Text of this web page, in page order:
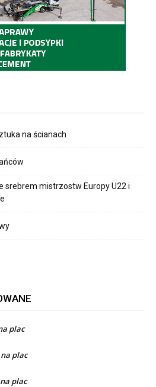
na ścianach
srebrem mistrzostw Europy U22 i
plac
plac
plac